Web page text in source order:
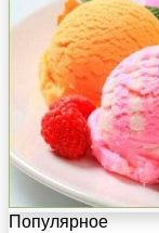
Популярное